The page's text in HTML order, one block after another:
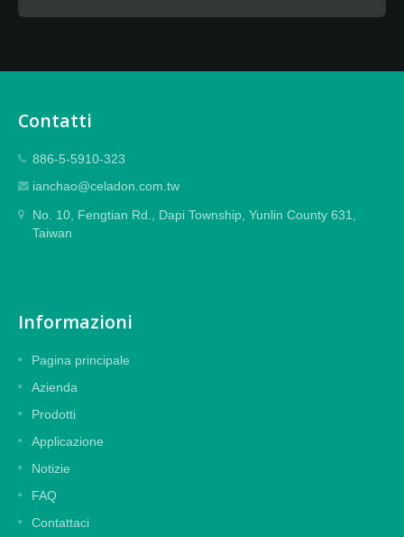
Contatti
886-5-5910-323
ianchao@celadon.com.tw
No. 10, Fengtian Rd., Dapi Township, Yunlin County 631,
Taiwan
Informazioni
Pagina principale
Azienda
Prodotti
Applicazione
Notizie
FAQ
Contattaci